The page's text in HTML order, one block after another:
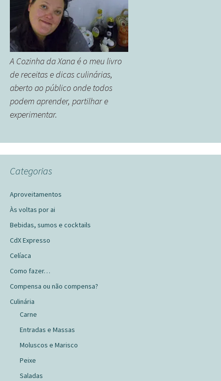
A Cozinha da Xana é o meu livro
de receitas e dicas culinárias,
aberto ao público onde todos
podem aprender, partilhar e
experimentar.
Categorias
Aproveitamentos
Às voltas por ai
Bebidas, sumos e cocktails
CdX Expresso
Celíaca
Como fazer…
Compensa ou não compensa?
Culinária
Carne
Entradas e Massas
Moluscos e Marisco
Peixe
Saladas